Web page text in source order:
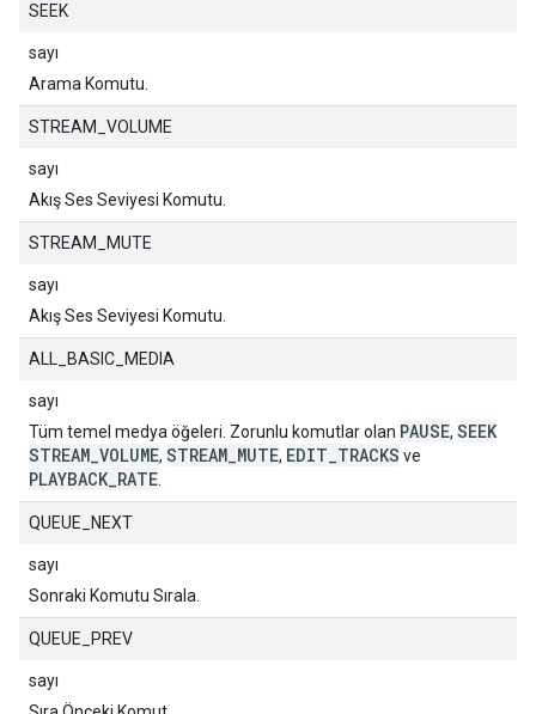
SEEK
sayı
Arama Komutu.
STREAM_VOLUME
sayı
Akış Ses Seviyesi Komutu.
STREAM_MUTE
sayı
Akış Ses Seviyesi Komutu.
ALL_BASIC_MEDIA
sayı
Tüm temel medya öğeleri. Zorunlu komutlar olan PAUSE, SEEK
STREAM_VOLUME, STREAM_MUTE, EDIT_TRACKS ve
PLAYBACK_RATE
QUEUE_NEXT
sayı
Sonraki Komutu Sırala.
QUEUE_PREV
sayı